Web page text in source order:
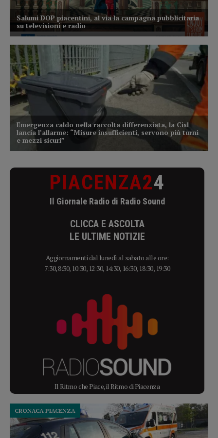
PIACENZA24
Il Giornale Radio di Radio Sound
CLICCA E ASCOLTA
LE ULTIME NOTIZIE
Aggiornamenti dal lunedì al sabato alle ore:
7:30, 8:30, 10:30, 12:30, 14:30, 16:30, 18:30, 19:30
Il Ritmo che Piace, il Ritmo di Piacenza
CRONACA PIACENZA